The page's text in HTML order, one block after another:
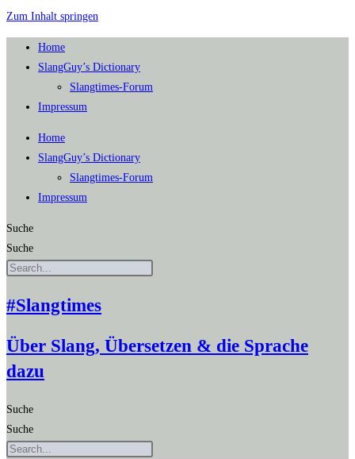
Zum Inhalt springen
Home
SlangGuy’s Dic­tion­a­ry
Slang­times-Forum
Impres­sum
Home
SlangGuy’s Dic­tion­a­ry
Slang­times-Forum
Impres­sum
Suche
Suche
#Slangtimes
Über Slang, Übersetzen & die Sprache
dazu
Suche
Suche